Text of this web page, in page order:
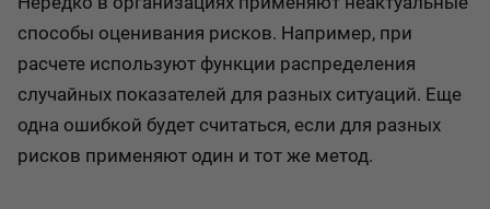
способы оценивания рисков. Например, при
расчете используют функции распределения
случайных показателей для разных ситуаций. Еще
одна ошибкой будет считаться, если для разных
рисков применяют один и тот же метод.